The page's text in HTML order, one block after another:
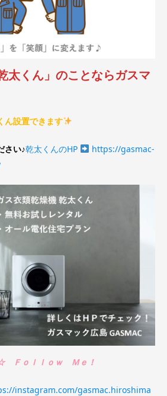
太くん」のことならガスマ
ん設置できます
さい♪乾太くんのHP
https://gasmac-
Ｆｏｌｌｏｗ Ｍｅ！
instagram.com/gasmac.hiroshima